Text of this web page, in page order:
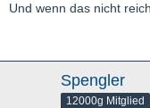
Und wenn das nicht
Spengler
12000g Mitglied